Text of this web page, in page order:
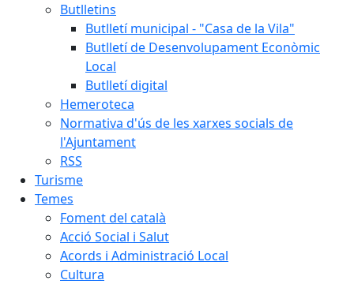
Butlletins
Butlletí municipal - "Casa de la Vila"
Butlletí de Desenvolupament Econòmic
Local
Butlletí digital
Hemeroteca
Normativa d'ús de les xarxes socials de
l'Ajuntament
RSS
Turisme
Temes
Foment del català
Acció Social i Salut
Acords i Administració Local
Cultura